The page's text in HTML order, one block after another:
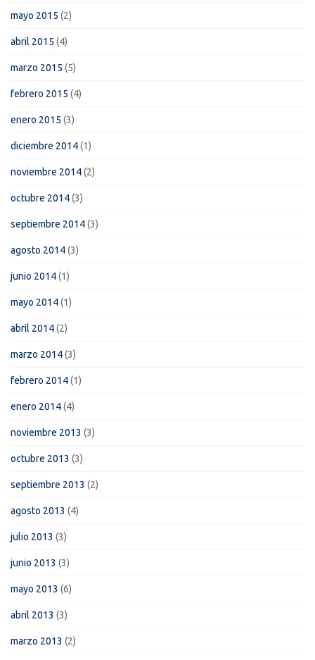
mayo 2015 (2)
abril 2015 (4)
marzo 2015 (5)
febrero 2015 (4)
enero 2015 (3)
diciembre 2014(1)
noviembre 2014(2)
octubre 2014(3)
septiembre 2014(3)
agosto 2014(3)
junio 2014(1)
mayo 2014(1)
abril 2014(2)
marzo 2014(3)
febrero 2014(1)
enero 2014(4)
noviembre 2013 (3)
octubre 2013 (3)
septiembre 2013 (2)
agosto 2013 (4)
julio 2013 (3)
junio 2013 (3)
mayo 2013 (6)
abril 2013 (3)
marzo 2013 (2)